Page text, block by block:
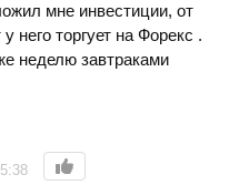
мне инвестиции, от
него торгует на Форекс .
неделю завтраками